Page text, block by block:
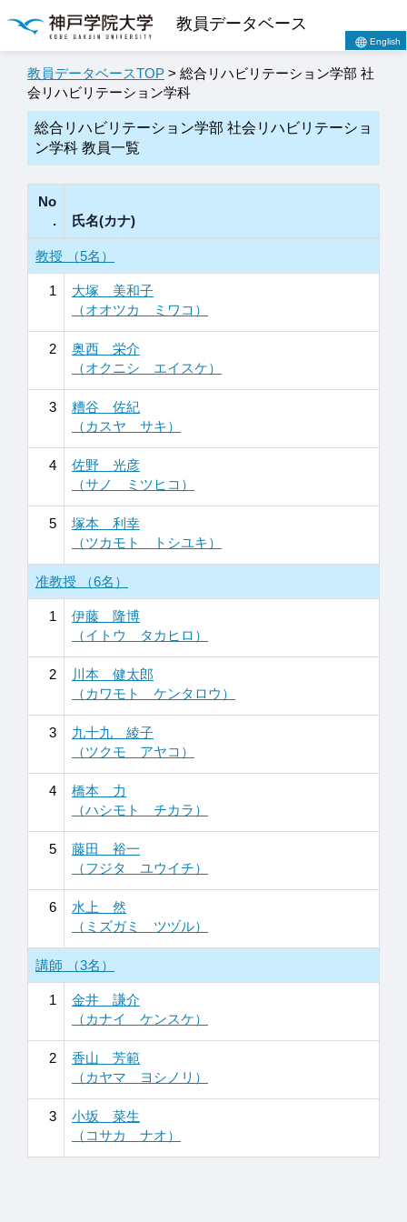
教員データベース
English
教員データベースTOP > 総合リハビリテーション学部 社
会リハビリテーション学科
総合リハビリテーション学部 社会リハビリテーショ
ン学科 教員一覧
No
.
氏名(カナ)
教授 （5名）
1
大塚 美和子
（オオツカ ミワコ）
2
奥西 栄介
（オクニシ エイスケ）
3
糟谷 佐紀
（カスヤ サキ）
4
佐野 光彦
（サノ ミツヒコ）
5
塚本 利幸
（ツカモト トシユキ）
准教授 （6名）
1
伊藤 隆博
（イトウ タカヒロ）
2
川本 健太郎
（カワモト ケンタロウ）
3
九十九 綾子
（ツクモ アヤコ）
4
橋本 力
（ハシモト チカラ）
5
藤田 裕一
（フジタ ユウイチ）
6
水上 然
（ミズガミ ツヅル）
講師 （3名）
1
金井 謙介
（カナイ ケンスケ）
2
香山 芳範
（カヤマ ヨシノリ）
3
小坂 菜生
（コサカ ナオ）